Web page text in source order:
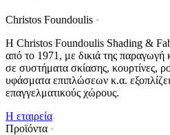
Christos Foundoulis •
Η Christos Foundoulis Shading &
από το 1971, με δικιά της
σε συστήματα σκίασης, κουρτίνες,
υφάσματα επιπλώσεων κ.α. εξοπλίζει
επαγγελματικούς χώρους.
Η εταιρεία
Προϊόντα •